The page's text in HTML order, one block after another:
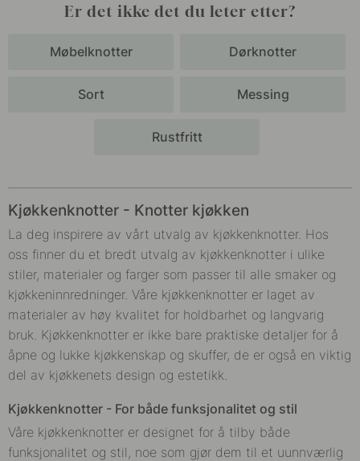
Er det ikke det du leter etter?
Møbelknotter Dørknotter
Sort Messing
Rustfritt
Kjøkkenknotter - Knotter kjøkken
La deg inspirere av vårt utvalg av kjøkkenknotter. Hos
oss finner du et bredt utvalg av kjøkkenknotter i ulike
stiler, materialer og farger som passer til alle smaker og
kjøkkeninnredninger. Våre kjøkkenknotter er laget av
materialer av høy kvalitet for holdbarhet og langvarig
bruk. Kjøkkenknotter er ikke bare praktiske detaljer for å
åpne og lukke kjøkkenskap og skuffer, de er også en viktig
del av kjøkkenets design og estetikk.
Kjøkkenknotter - For både funksjonalitet og stil
Våre kjøkkenknotter er designet for å tilby både
funksjonalitet og stil, noe som gjør dem til et uunnværlig